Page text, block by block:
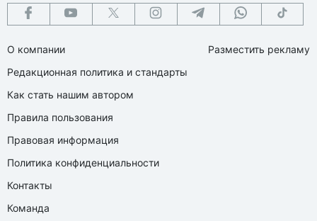
О компании
Редакционная политика и стандарты
Как стать нашим автором
Правила пользования
Правовая информация
Политика конфиденциальности
Контакты
Команда
Разместить рекламу